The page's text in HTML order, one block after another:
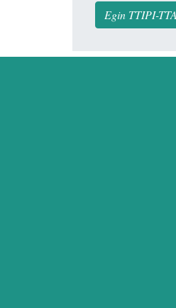
Egin TTIPI-